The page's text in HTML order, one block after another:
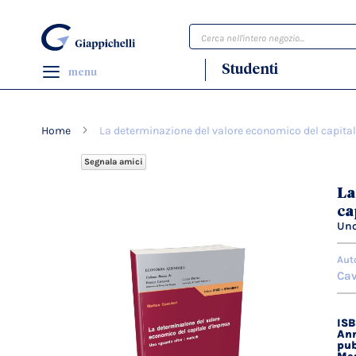
Cerca
menu Studenti
Home La determinazione del valore economico del
Segnala amici